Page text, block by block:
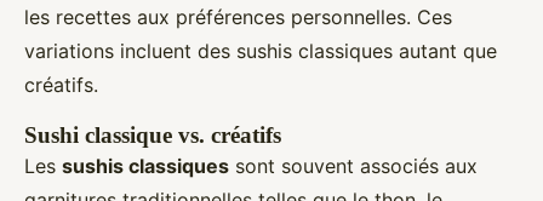
les recettes aux préférences personnelles. Ces
variations incluent des sushis classiques autant que
créatifs.
Sushi classique vs. créatifs
Les sushis classiques sont souvent associés aux